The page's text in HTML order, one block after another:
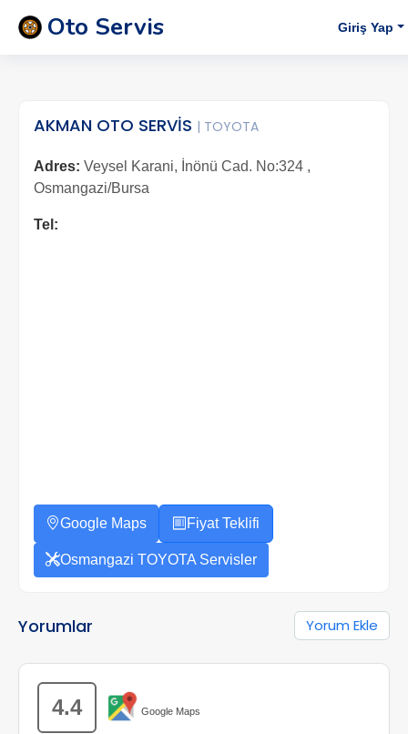
Oto Servis Giriş Yap
AKMAN OTO SERVİS | TOYOTA
Adres: Veysel Karani, İnönü Cad. No:324 ,
Osmangazi/Bursa
Tel:
Google Maps Fiyat Teklifi
Osmangazi TOYOTA Servisler
Yorumlar Yorum Ekle
4.4 Google Maps